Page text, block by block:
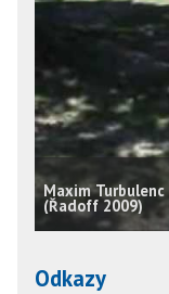
Maxim
(Řadoff 2009)
Odkazy